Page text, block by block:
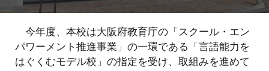
今年度、本校は大阪府教育庁の「スクール・エン
パワーメント推進事業」の一環である「言語能力を
はぐくむモデル校」の指定を受け、取組みを進めて